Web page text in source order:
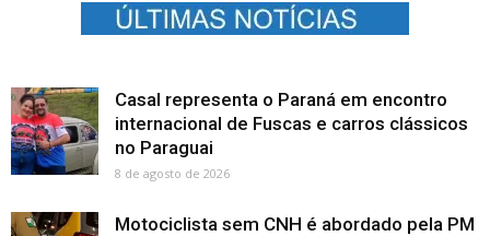
Casal representa o Paraná em encontro
internacional de Fuscas e carros clássicos
no Paraguai
8 de agosto de 2026
Motociclista sem CNH é abordado pela PM